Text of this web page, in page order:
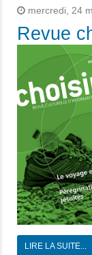
mercredi, 24
Revue
LIRE LA SUITE...